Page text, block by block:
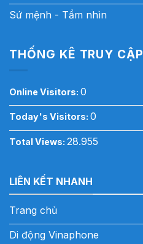
Sứ mệnh - Tầm nhìn
THỐNG KÊ TRUY CẬP
Online Visitors: 0
Today's Visitors: 0
Total Views: 28.955
LIÊN KẾT NHANH
Trang chủ
Di động Vinaphone